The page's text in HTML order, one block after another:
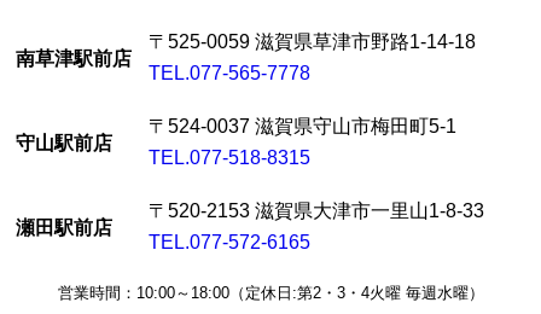
南草津駅前店
〒525-0059 滋賀県草津市野路1-14-18
TEL.077-565-7778
守山駅前店
〒524-0037 滋賀県守山市梅田町5-1
TEL.077-518-8315
瀬田駅前店
〒520-2153 滋賀県大津市一里山1-8-33
TEL.077-572-6165
営業時間：10:00～18:00（定休日:第2・3・4火曜 毎週水曜）